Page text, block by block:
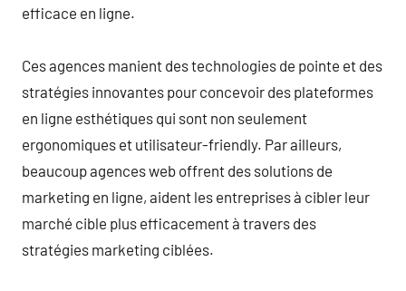
efficace en ligne.
Ces agences manient des technologies de pointe et des
stratégies innovantes pour concevoir des plateformes
en ligne esthétiques qui sont non seulement
ergonomiques et utilisateur-friendly. Par ailleurs,
beaucoup agences web offrent des solutions de
marketing en ligne, aident les entreprises à cibler leur
marché cible plus efficacement à travers des
stratégies marketing ciblées.